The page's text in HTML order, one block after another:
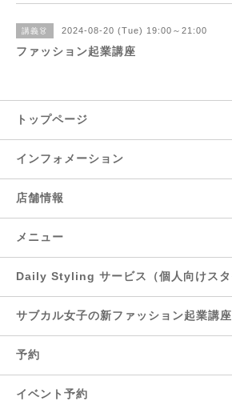
講義👗 2024-08-20 (Tue) 19:00～21:00
ファッション起業講座
トップページ
インフォメーション
店舗情報
メニュー
Daily Styling サービス（個人向けスタ
サブカル女子の新ファッション起業講座
予約
イベント予約